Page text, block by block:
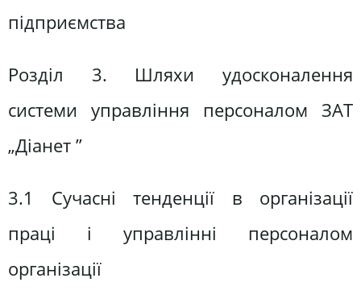
підприємства
Розділ 3. Шляхи удосконалення
системи управління персоналом ЗАТ
„Діанет ”
3.1 Сучасні тенденції в організації
праці і управлінні персоналом
організації